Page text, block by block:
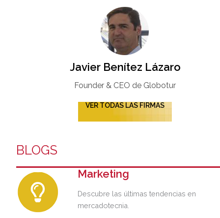
Javier Benítez Lázaro
Founder & CEO de Globotur​
VER TODAS LAS FIRMAS
BLOGS
Marketing
Descubre las últimas tendencias en
mercadotecnia.